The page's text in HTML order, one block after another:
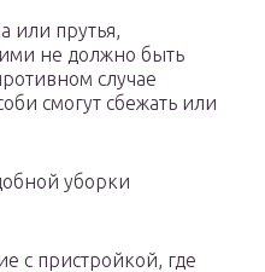
или прутья,
не должно быть
случае
смогут сбежать или
уборки
с пристройкой, где